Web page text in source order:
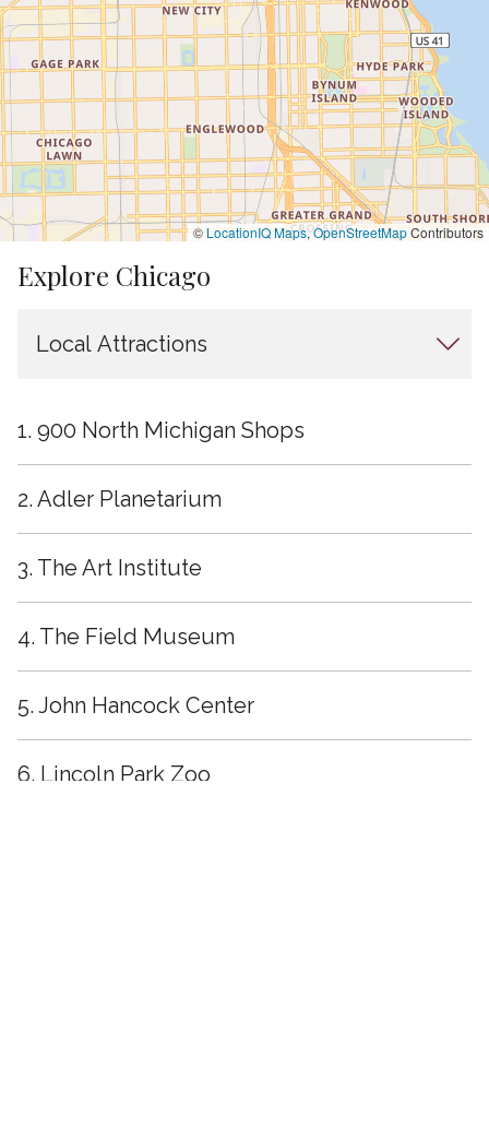
© LocationIQ Maps,OpenStreetMapContributors
Explore Chicago
1. 900 North Michigan Shops
2. Adler Planetarium
3. The Art Institute
4. The Field Museum
5. John Hancock Center
6. Lincoln Park Zoo